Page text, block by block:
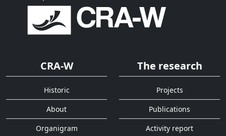
CRA-W
Historic
About
Organigram
The research
Projects
Publications
Activity report